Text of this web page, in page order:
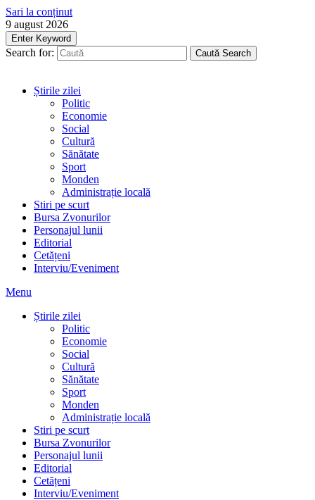
Sari la conținut
9 august 2026
Enter Keyword
Search for: Caută Search
Știrile zilei
Politic
Economie
Social
Cultură
Sănătate
Sport
Monden
Administrație locală
Stiri pe scurt
Bursa Zvonurilor
Personajul lunii
Editorial
Cetățeni
Interviu/Eveniment
Menu
Știrile zilei
Politic
Economie
Social
Cultură
Sănătate
Sport
Monden
Administrație locală
Stiri pe scurt
Bursa Zvonurilor
Personajul lunii
Editorial
Cetățeni
Interviu/Eveniment